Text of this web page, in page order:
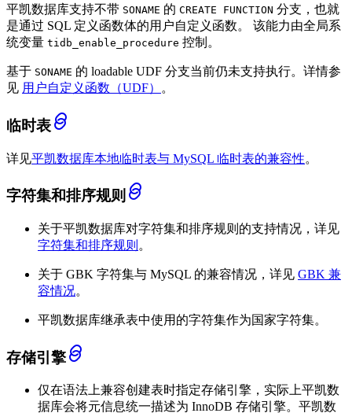
平凯数据库支持不带 SONAME 的 CREATE FUNCTION 分支，也就
是通过 SQL 定义函数体的用户自定义函数。 该能力由全局系
统变量 tidb_enable_procedure 控制。
基于 SONAME 的 loadable UDF 分支当前仍未支持执行。详情参
见 用户自定义函数（UDF） 。
临时表
详见平凯数据库本地临时表与 MySQL 临时表的兼容性。
字符集和排序规则
关于平凯数据库对字符集和排序规则的支持情况，详见
字符集和排序规则 。
关于 GBK 字符集与 MySQL 的兼容情况，详见 GBK 兼
容情况。
平凯数据库继承表中使用的字符集作为国家字符集。
存储引擎
仅在语法上兼容创建表时指定存储引擎，实际上平凯数
据库会将元信息统一描述为 InnoDB 存储引擎。平凯数